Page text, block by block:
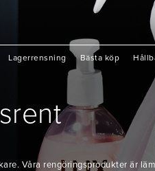
Lagerrensning Bästa köp
Våra rengöringsprodukter är